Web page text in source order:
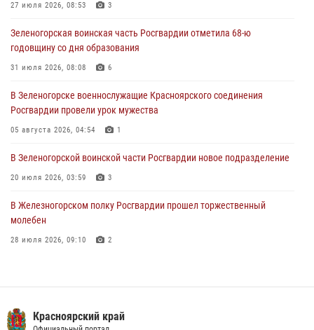
04 августа 2026, 08:36
В Красноярске сотрудники Росгвардии задержали подозреваемого
в серии краж из супермаркета
04 августа 2026, 06:50
Военнослужащие Красноярского соединения Росгвардии
познакомили отдыхающих детей с тонкостями РХБ защиты
03 августа 2026, 13:12 2
27 июля 2026, 08:53 3
Зеленогорская воинская часть Росгвардии отметила 68-ю
годовщину со дня образования
31 июля 2026, 08:08 6
В Зеленогорске военнослужащие Красноярского соединения
Росгвардии провели урок мужества
05 августа 2026, 04:54 1
В Зеленогорской воинской части Росгвардии новое подразделение
20 июля 2026, 03:59 3
В Железногорском полку Росгвардии прошел торжественный
молебен
28 июля 2026, 09:10 2
10 июля 2026, 06:18 4
Военнослужащие Росгвардии железногорской воинской части
Красноярский край